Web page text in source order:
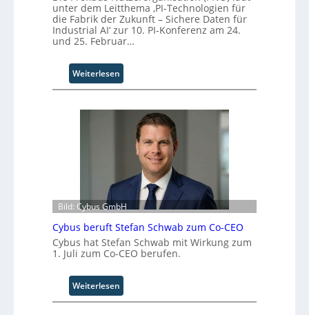
t
e
r
m
t
r
t
t
I
i
a
l
B
u
s
n
e
s
unter dem Leitthema ‚PI-Technologien für
die Fabrik der Zukunft – Sichere Daten für
Industrial AI‘ zur 10. PI-Konferenz am 24.
und 25. Februar…
Weiterlesen:
P
-
n
l
o
g
i
e
f
ü
Bild: Cybus GmbH
Cybus beruft Stefan Schwab zum Co-CEO
Cybus hat Stefan Schwab mit Wirkung zum
1. Juli zum Co-CEO berufen.
Weiterlesen:
C